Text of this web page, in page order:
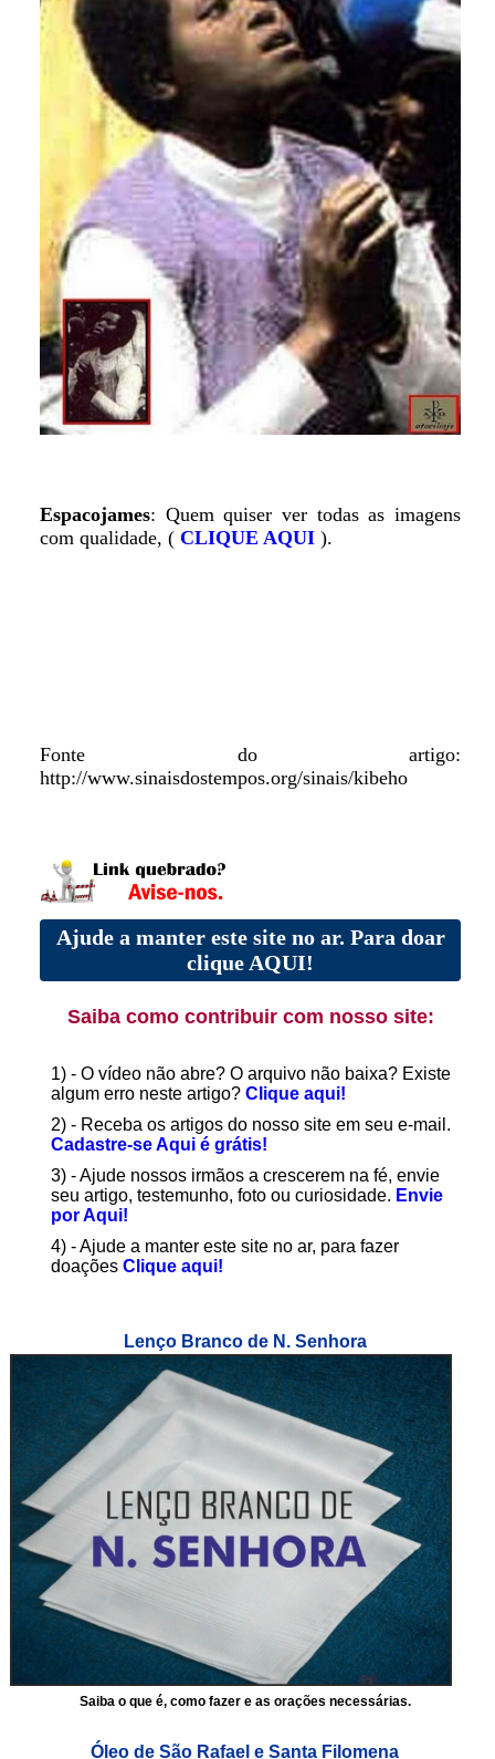
Espacojames: Quem quiser ver todas as imagens
com qualidade, ( CLIQUE AQUI).
Fonte do artigo:
http://www.sinaisdostempos.org/sinais/kibeho
Ajude a manter este site no ar. Para doar
clique AQUI!
Saiba como contribuir com nosso site:
1) - O vídeo não abre? O arquivo não baixa? Existe
algum erro neste artigo? Clique aqui!
2) - Receba os artigos do nosso site em seu e-mail.
Cadastre-se Aqui é grátis!
3) - Ajude nossos irmãos a crescerem na fé, envie
seu artigo, testemunho, foto ou curiosidade. Envie
por Aqui!
4) - Ajude a manter este site no ar, para fazer
doações Clique aqui!
Lenço Branco de N. Senhora
Saiba o que é, como fazer e as orações necessárias.
Óleo de São Rafael e Santa Filomena